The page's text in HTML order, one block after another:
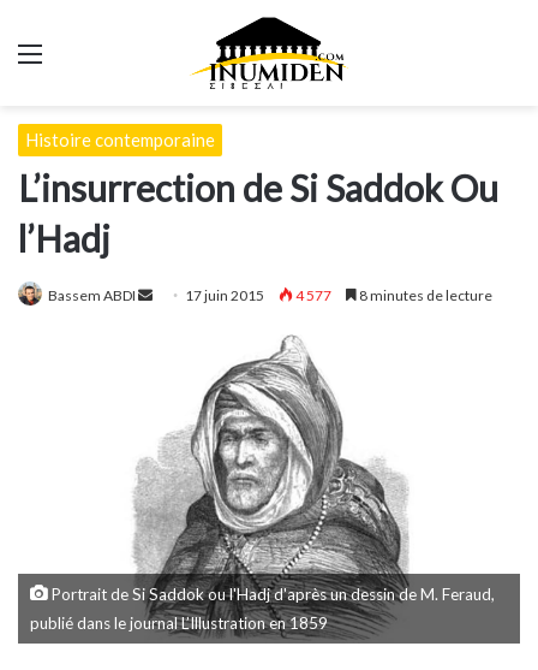
Menu
Histoire contemporaine
L’insurrection de Si Saddok Ou
l’Hadj
Bassem ABDI
Envoyer17 juin 2015 4 577 8 minutes de lecture
Portrait de Si Saddok ou l'Hadj d'après un dessin de M. Feraud,
publié dans le journal L’Illustration en 1859